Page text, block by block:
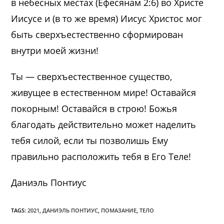
в небесных местах (Ефесянам 2:6) во Христе
Иисусе и (в то же время) Иисус Христос мог
быть сверхъестественно сформирован
внутри моей жизни!
Ты — сверхъестественное существо,
живущее в естественном мире! Оставайся
покорным! Оставайся в строю! Божья
благодать действительно может наделить
тебя силой, если ты позволишь Ему
правильно расположить тебя в Его Теле!
Даниэль Понтиус
TAGS:2021, ДАНИЭЛЬ ПОНТИУС, ПОМАЗАНИЕ, ТЕЛО